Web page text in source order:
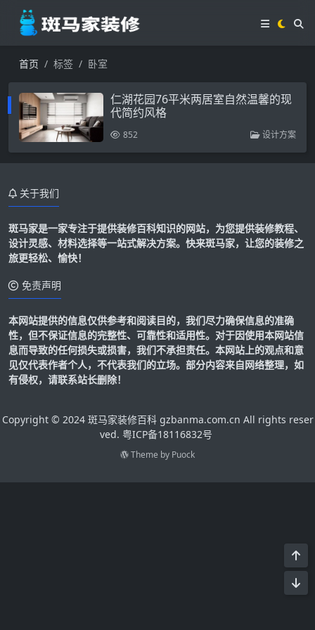
首页 标签 卧室
仁湖花园76平米两居室自然温馨的现
代简约风格
852 设计方案
关于我们
斑马家是一家专注于提供装修百科知识的网站，为您提供装修教程、
设计灵感、材料选择等一站式解决方案。快来斑马家，让您的装修之
旅更轻松、愉快！
免责声明
本网站提供的信息仅供参考和阅读目的，我们尽力确保信息的准确
性，但不保证信息的完整性、可靠性和适用性。对于因使用本网站信
息而导致的任何损失或损害，我们不承担责任。本网站上的观点和意
见仅代表作者个人，不代表我们的立场。部分内容来自网络整理，如
有侵权，请联系站长删除！
Copyright © 2024 斑马家装修百科 gzbanma.com.cn All rights reser
ved. 粤ICP备18116832号
Theme by Puock